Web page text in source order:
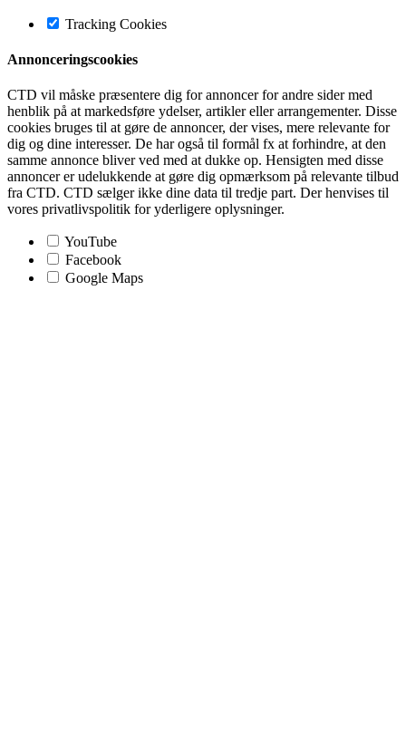
Tracking Cookies
Annonceringscookies
CTD vil måske præsentere dig for annoncer for andre sider med
henblik på at markedsføre ydelser, artikler eller arrangementer. Disse
cookies bruges til at gøre de annoncer, der vises, mere relevante for
dig og dine interesser. De har også til formål fx at forhindre, at den
samme annonce bliver ved med at dukke op. Hensigten med disse
annoncer er udelukkende at gøre dig opmærksom på relevante tilbud
fra CTD. CTD sælger ikke dine data til tredje part. Der henvises til
vores privatlivspolitik for yderligere oplysninger.
YouTube
Facebook
Google Maps